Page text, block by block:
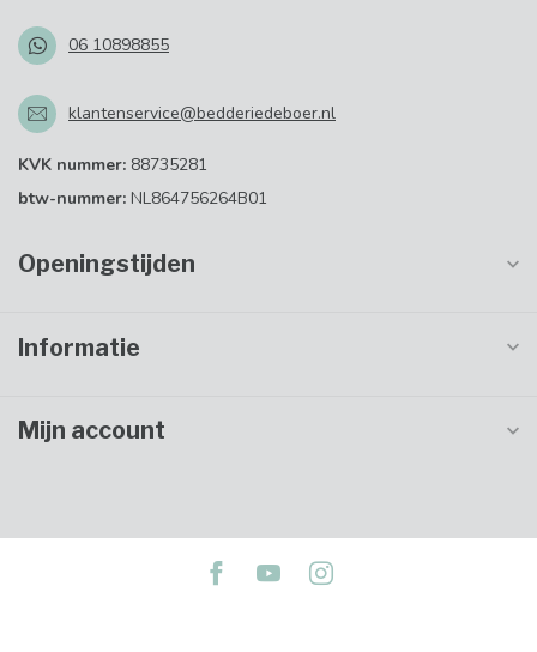
06 10898855
klantenservice@bedderiedeboer.nl
KVK nummer: 88735281
btw-nummer: NL864756264B01
Openingstijden
Informatie
Mijn account